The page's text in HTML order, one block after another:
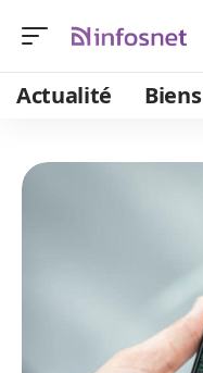
Actualité Biens